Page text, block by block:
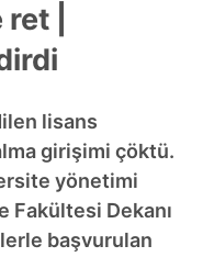
|
lisans
girişimi çöktü.
yönetimi
Fakültesi Dekanı
başvurulan